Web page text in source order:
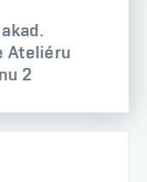
Ateliéru
2